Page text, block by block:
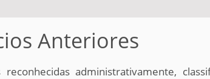
Anteriores
administrativamente,